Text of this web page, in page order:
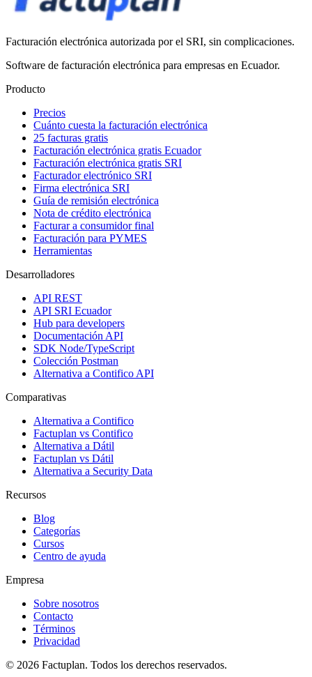
Facturación electrónica autorizada por el SRI, sin complicaciones.
Software de facturación electrónica para empresas en Ecuador.
Producto
Precios
Cuánto cuesta la facturación electrónica
25 facturas gratis
Facturación electrónica gratis Ecuador
Facturación electrónica gratis SRI
Facturador electrónico SRI
Firma electrónica SRI
Guía de remisión electrónica
Nota de crédito electrónica
Facturar a consumidor final
Facturación para PYMES
Herramientas
Desarrolladores
API REST
API SRI Ecuador
Hub para developers
Documentación API
SDK Node/TypeScript
Colección Postman
Alternativa a Contifico API
Comparativas
Alternativa a Contifico
Factuplan vs Contifico
Alternativa a Dátil
Factuplan vs Dátil
Alternativa a Security Data
Recursos
Blog
Categorías
Cursos
Centro de ayuda
Empresa
Sobre nosotros
Contacto
Términos
Privacidad
© 2026 Factuplan. Todos los derechos reservados.